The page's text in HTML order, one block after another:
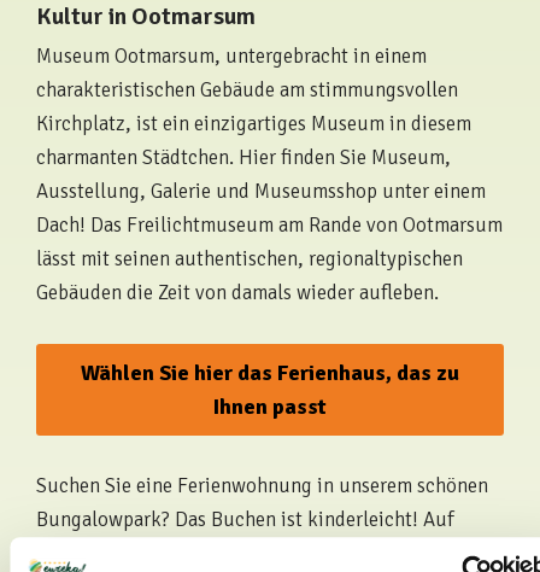
Kultur in Ootmarsum
Museum Ootmarsum, untergebracht in einem
charakteristischen Gebäude am stimmungsvollen
Kirchplatz, ist ein einzigartiges Museum in diesem
charmanten Städtchen. Hier finden Sie Museum,
Ausstellung, Galerie und Museumsshop unter einem
Dach! Das Freilichtmuseum am Rande von Ootmarsum
lässt mit seinen authentischen, regionaltypischen
Gebäuden die Zeit von damals wieder aufleben.
Wählen Sie hier das Ferienhaus, das zu
Ihnen passt
Suchen Sie eine Ferienwohnung in unserem schönen
Bungalowpark? Das Buchen ist kinderleicht! Auf
unserer Website finden Sie Verfügbarkeit und Preise.